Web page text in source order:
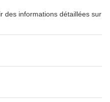
des informations détaillées sur